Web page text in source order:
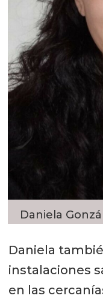
Daniela
Daniela
instalaciones
en las